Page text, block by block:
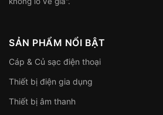
SẢN PHẨM NỔI BẬT
Cáp & Củ sạc điện thoại
Thiết bị điện gia dụng
Thiết bị âm thanh